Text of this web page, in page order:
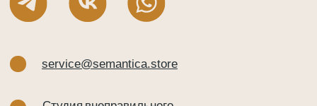
ИП Круглова Ольга Петровна
ИНН 526021276021